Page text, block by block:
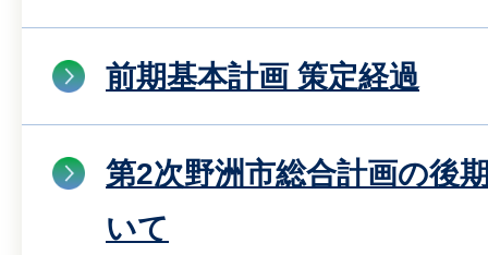
前期基本計画 策定経過
第2次野洲市総合計画の後
いて